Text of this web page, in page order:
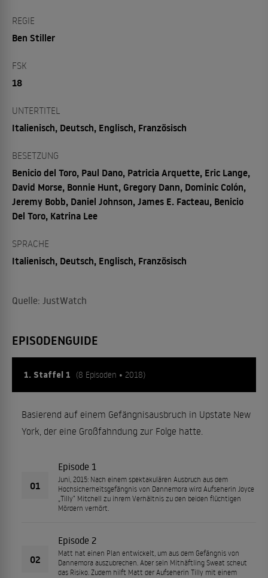
REGIE
Ben Stiller
FSK
18
UNTERTITEL
Italienisch, Deutsch, Englisch, Französisch
BESETZUNG
Benicio del Toro, Paul Dano, Patricia Arquette, Eric Lange,
David Morse, Bonnie Hunt, Gregory Dann, Dominic Colón,
Jeremy Bobb, Daniel Johnson, James E. Facteau, Benicio
Del Toro, Katrina Lee
SPRACHE
Italienisch, Deutsch, Englisch, Französisch
Quelle: JustWatch
EPISODENGUIDE
1. Staffel 1 (8 Episoden • 2018)
Basierend auf einem Gefängnisausbruch in Upstate New
York, der eine Großfahndung zur Folge hatte.
01
Episode 1
Juni, 2015: Nach einem spektakulären Ausbruch aus dem
Hochsicherheitsgefängnis von Dannemora wird Aufseherin Joyce
„Tilly“ Mitchell zu ihrem Verhältnis zu den beiden flüchtigen
Mördern verhört.
02
Episode 2
Matt hat einen Plan entwickelt, um aus dem Gefängnis von
Dannemora auszubrechen. Aber sein Mithäftling Sweat scheut
das Risiko. Zudem hilft Matt der Aufseherin Tilly mit einem